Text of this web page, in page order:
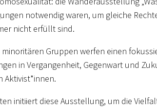
notwendig waren, um gleiche
nicht erfüllt sind.
Gruppen werfen einen
in Vergangenheit, Gegenwart und
Aktivist*innen.
initiiert diese Ausstellung, um die